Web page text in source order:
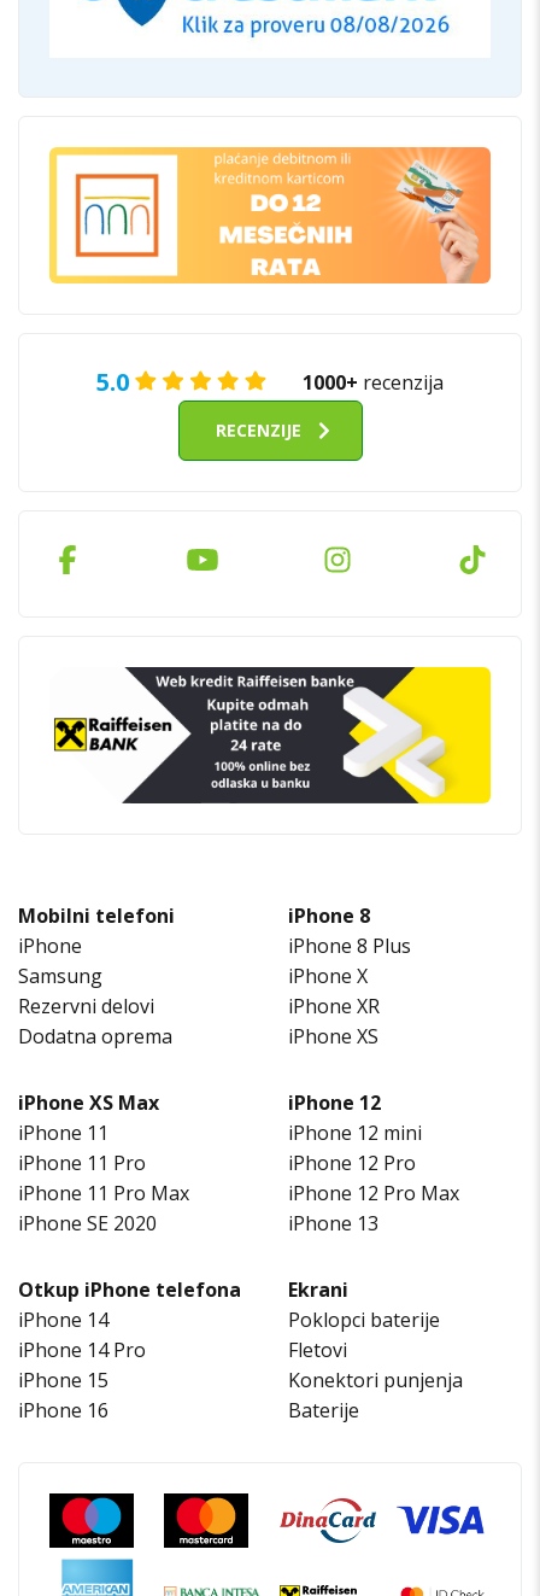
5.0 1000+ recenzija
RECENZIJE
Mobilni telefoni
iPhone
Samsung
Rezervni delovi
Dodatna oprema
iPhone 8
iPhone 8 Plus
iPhone X
iPhone XR
iPhone XS
iPhone XS Max
iPhone 11
iPhone 11 Pro
iPhone 11 Pro Max
iPhone SE 2020
iPhone 12
iPhone 12 mini
iPhone 12 Pro
iPhone 12 Pro Max
iPhone 13
Otkup iPhone telefona
iPhone 14
iPhone 14 Pro
iPhone 15
iPhone 16
Ekrani
Poklopci baterije
Fletovi
Konektori punjenja
Baterije